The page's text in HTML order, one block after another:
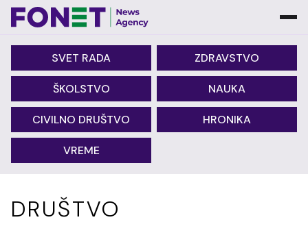
SVET RADA ZDRAVSTVO
ŠKOLSTVO NAUKA
CIVILNO DRUŠTVO HRONIKA
VREME
DRUŠTVO